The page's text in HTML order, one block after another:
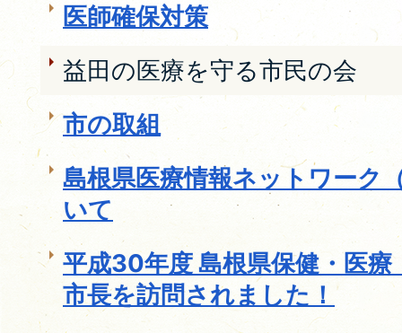
医師確保対策
益田の医療を守る市民の会
市の取組
島根県医療情報ネットワーク
いて
平成30年度 島根県保健・医療
市長を訪問されました！